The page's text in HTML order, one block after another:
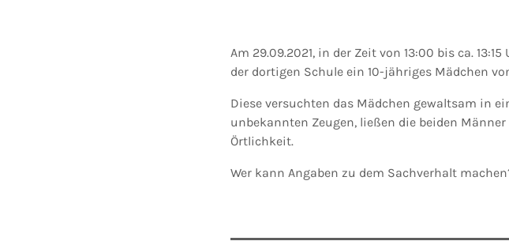
Am 29.09.2021, in der Zeit von 13:00 bis ca.
der dortigen Schule ein 10-jähriges Mädchen
Diese versuchten das Mädchen gewaltsam in
unbekannten Zeugen, ließen die beiden
Örtlichkeit.
Wer kann Angaben zu dem Sachverhalt